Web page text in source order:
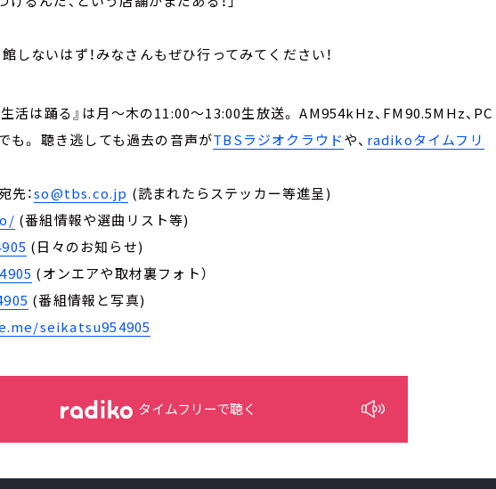
ないはず！みなさんもぜひ行ってみてください！
活は踊る』は月～木の11:00～13:00生放送。 AM954kHz、FM90.5MHz、PC
も。 聴き逃しても過去の音声がTBSラジオクラウドや、 radikoタイムフリ
先：so@tbs.co.jp (読まれたらステッカー等進呈)
(番組情報や選曲リスト等)
(日々のお知らせ)
(オンエアや取材裏フォト）
(番組情報と写真)
seikatsu954905
タイムフリーで聴く